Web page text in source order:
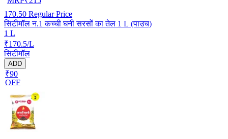
170.50 Regular Price
सिटीमॉल न.1 कच्ची घनी सरसों का तेल 1 L (पाउच)
1 L
₹170.5/L
सिटीमॉल
ADD
₹90
OFF